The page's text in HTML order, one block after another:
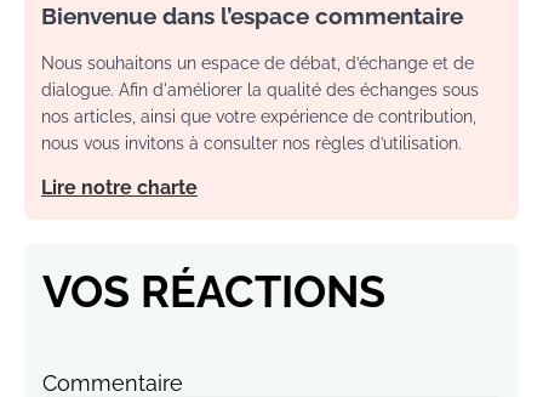
Bienvenue dans l’espace commentaire
Nous souhaitons un espace de débat, d’échange et de
dialogue. Afin d'améliorer la qualité des échanges sous
nos articles, ainsi que votre expérience de contribution,
nous vous invitons à consulter nos règles d’utilisation.
Lire notre charte
VOS RÉACTIONS
Commentaire